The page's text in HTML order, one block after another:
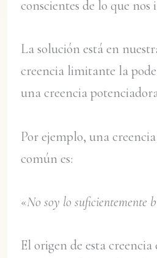
conscientes de lo que nos
La solución está en
creencia limitante la
una creencia
Por ejemplo, una
común es:
«No soy lo suficientemente
El origen de esta creencia